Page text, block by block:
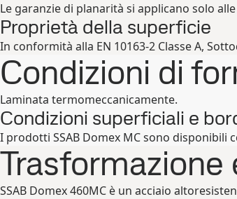
Le garanzie di planarità si applicano solo
Proprietà della superficie
In conformità alla EN 10163-2 Classe A,
Condizioni di
Laminata termomeccanicamente.
Condizioni superficiali e
I prodotti SSAB Domex MC sono
SSAB Domex 460MC è un acciaio